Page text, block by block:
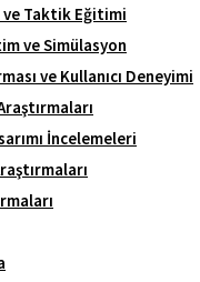
ve Taktik Eğitimi
ve Simülasyon
ve Kullanıcı Deneyimi
İncelemeleri